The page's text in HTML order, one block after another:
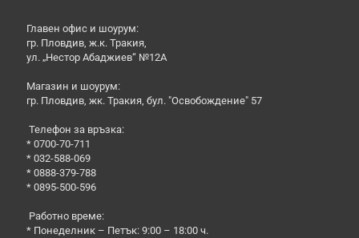
Главен офис и шоурум:
гр. Пловдив, ж.к. Тракия,
ул. „Нестор Абаджиев“ №12А
Магазин и шоурум:
гр. Пловдив, жк. Тракия, бул. "Освобождение" 57
Телефон за връзка:
* 0700-70-711
* 032-588-069
* 0888-379-788
* 0895-500-596
Работно време:
* Понеделник – Петък: 9:00 – 18:00 ч.